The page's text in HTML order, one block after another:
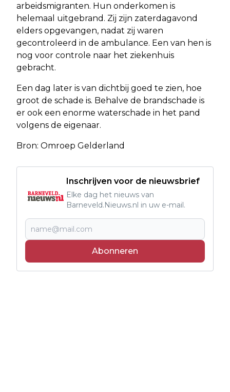
arbeidsmigranten. Hun onderkomen is
helemaal uitgebrand. Zij zijn zaterdagavond
elders opgevangen, nadat zij waren
gecontroleerd in de ambulance. Een van hen is
nog voor controle naar het ziekenhuis
gebracht.
Een dag later is van dichtbij goed te zien, hoe
groot de schade is. Behalve de brandschade is
er ook een enorme waterschade in het pand
volgens de eigenaar.
Bron: Omroep Gelderland
Inschrijven voor de nieuwsbrief
Elke dag het nieuws van
Barneveld.Nieuws.nl in uw e-mail.
Abonneren